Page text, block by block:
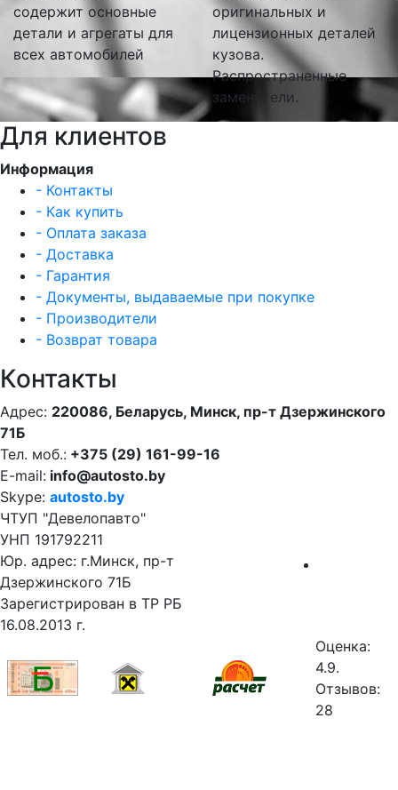
содержит основные
детали и агрегаты для
всех автомобилей
оригинальных и
лицензионных деталей
кузова.
Распространенные
заменители.
Для клиентов
Информация
- Контакты
- Как купить
- Оплата заказа
- Доставка
- Гарантия
- Документы, выдаваемые при покупке
- Производители
- Возврат товара
Контакты
Адрес: 220086, Беларусь, Минск, пр-т Дзержинского
71Б
Тел. моб.: +375 (29) 161-99-16
E-mail: info@autosto.by
Skype: autosto.by
ЧТУП "Девелопавто"
УНП 191792211
Юр. адрес: г.Минск, пр-т
Дзержинского 71Б
Зарегистрирован в ТР РБ
16.08.2013 г.
Оценка:
4.9.
Отзывов:
28